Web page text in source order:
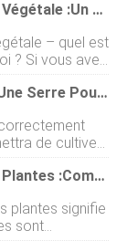
Compost Vs Terre Végétale :un Guide Sur Ce Qu'il Faut Utiliser Et Quand
– quel est
? Si vous avez
de fleurs
peut-être
au bon
tête à ce sujet.
et terreux,
dans les
dans des sacs
pousser
Comment Utiliser Une Serre Pour Faire Pousser Des Plantes, Des Fruits Et Des Légumes
de cultiver
de belles
ainsi que des
de plantes
et crée un
Durcissement Des Plantes :comment, Quand Et Pourquoi Le Faire
plantes signifie
sont